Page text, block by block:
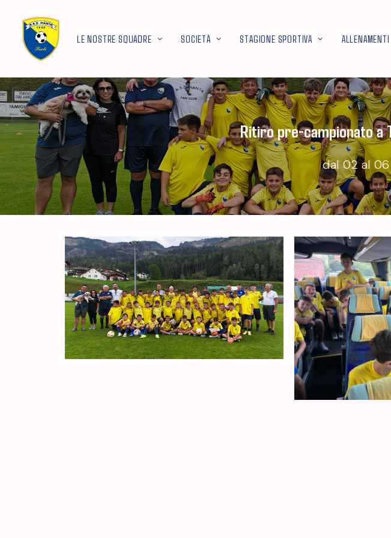
LE NOSTRE SQUADRE SOCIETÀ STAGIONE SPORTIVA ALLENAMENTI
Ritiro pre-campionato a
dal 02 al